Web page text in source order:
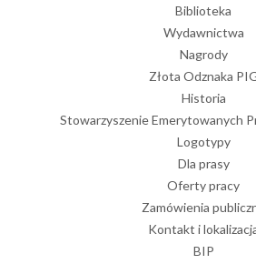
Biblioteka
Wydawnictwa
Nagrody
Złota Odznaka
Historia
Stowarzyszenie Emerytowanych
Logotypy
Dla prasy
Oferty pracy
Zamówienia
Kontakt i
BIP